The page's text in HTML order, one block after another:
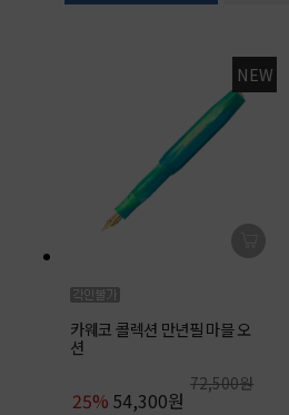
NEW
카웨코 콜렉션 만년필 마블 오
션
25% 54,300원
72,500원